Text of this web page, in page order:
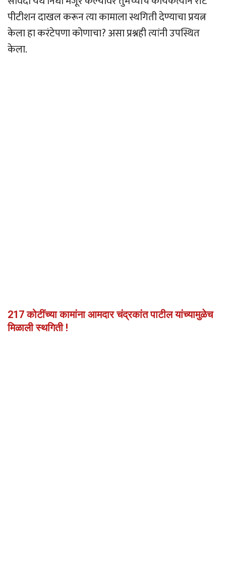
पीटीशन दाखल करून त्या कामाला स्थगिती देण्याचा प्रयत्न
केला हा करंटेपणा कोणाचा? असा प्रश्नही त्यांनी उपस्थित
केला.
217 कोटींच्या कामांना आमदार चंद्रकांत पाटील यांच्यामुळेच
मिळाली स्थगिती !